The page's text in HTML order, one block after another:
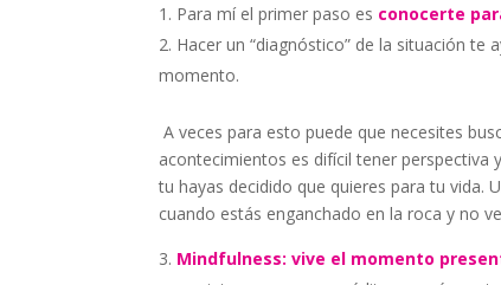
Para mí el primer paso es conocerte
Hacer un “diagnóstico” de la situación
momento.
A veces para esto puede que necesites
acontecimientos es difícil tener perspectiva
tu hayas decidido que quieres para tu vida.
cuando estás enganchado en la roca y no
Mindfulness: vive el momento